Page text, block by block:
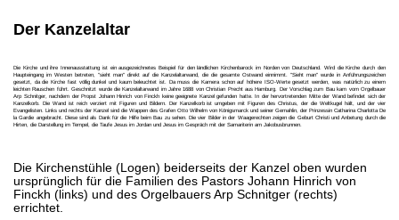
Der Kanzelaltar
Die Kirche und ihre Innenausstattung ist ein ausgezeichnetes Beispiel für den ländlichen Kirchenbarock im Norden von Deutschland. Wird die Kirche durch den
Haupteingang im Westen betreten, "sieht man" direkt auf die Kanzelaltarwand, die die gesamte Ostwand einnimmt. "Sieht man" wurde in Anführungszeichen
gesetzt, da die Kirche fast völlig dunkel und kaum beleuchtet ist. Da muss die Kamera schon auf höhere ISO-Werte gesetzt werden, was natürlich zu einem
leichten Rauschen führt. Geschnitzt wurde die Kanzelaltarwand im Jahre 1688 von Christian Precht aus Hamburg. Der Vorschlag zum Bau kam vom Orgelbauer
Arp Schnitger, nachdem der Propst Johann Hinrich von Finckh keine geeignete Kanzel gefunden hatte. In der hervortretenden Mitte der Wand befindet sich der
Kanzelkorb. Die Wand ist reich verziert mit Figuren und Bildern. Der Kanzelkorb ist umgeben mit Figuren des Christus, der die Weltkugel hält, und der vier
Evangelisten. Links und rechts der Kanzel sind die Wappen des Grafen Otto Wilhelm von Königsmarck und seiner Gemahlin, der Prinzessin Catharina Charlotta De
la Gardie angebracht. Diese sind als Dank für die Hilfe beim Bau zu sehen. Die vier Bilder in der Waagerechten zeigen die Geburt Christi und Anbetung durch die
Hirten, die Darstellung im Tempel, die Taufe Jesus im Jordan und Jesus im Gespräch mit der Samariterin am Jakobusbrunnen.
Die Kirchenstühle (Logen) beiderseits der Kanzel oben wurden
ursprünglich für die Familien des Pastors Johann Hinrich von
Finckh (links) und des Orgelbauers Arp Schnitger (rechts)
errichtet.